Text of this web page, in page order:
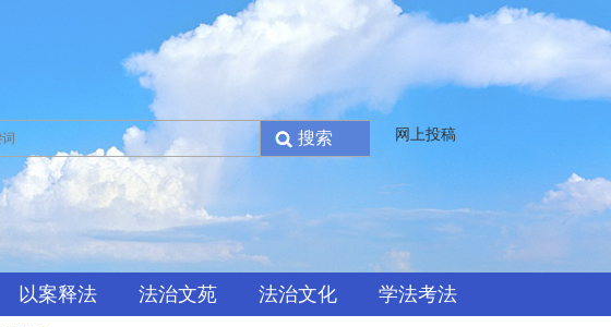
网上投稿
以案释法 法治文苑 法治文化 学法考法